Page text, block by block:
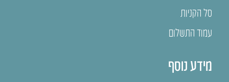
סל הקניות
עמוד התשלום
מידע נוסף